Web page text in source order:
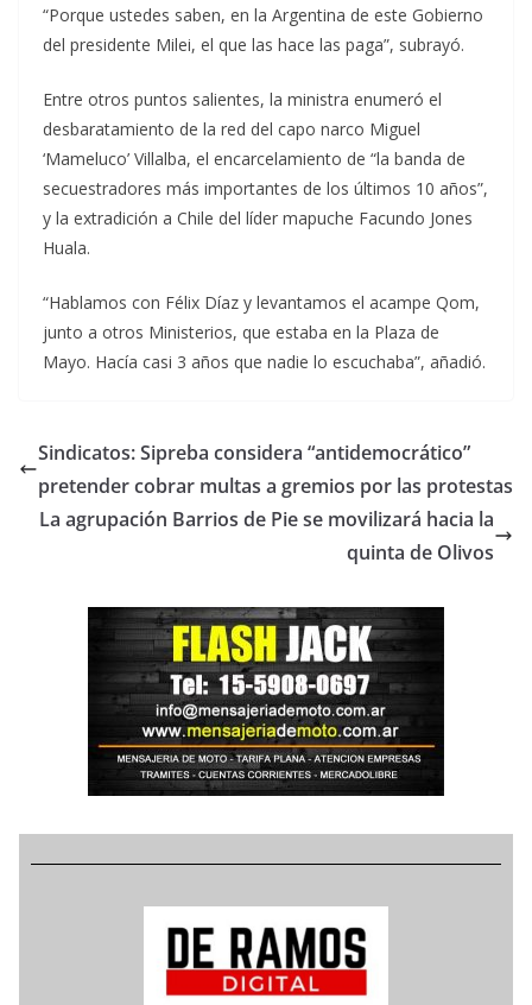
“Porque ustedes saben, en la Argentina de este Gobierno
del presidente Milei, el que las hace las paga”, subrayó.
Entre otros puntos salientes, la ministra enumeró el
desbaratamiento de la red del capo narco Miguel
‘Mameluco’ Villalba, el encarcelamiento de “la banda de
secuestradores más importantes de los últimos 10 años”,
y la extradición a Chile del líder mapuche Facundo Jones
Huala.
“Hablamos con Félix Díaz y levantamos el acampe Qom,
junto a otros Ministerios, que estaba en la Plaza de
Mayo. Hacía casi 3 años que nadie lo escuchaba”, añadió.
Sindicatos: Sipreba considera “antidemocrático”
pretender cobrar multas a gremios por las protestas
La agrupación Barrios de Pie se movilizará hacia la
quinta de Olivos